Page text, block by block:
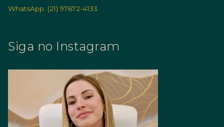
WhatsApp: (21) 97672-4133
Siga no Instagram